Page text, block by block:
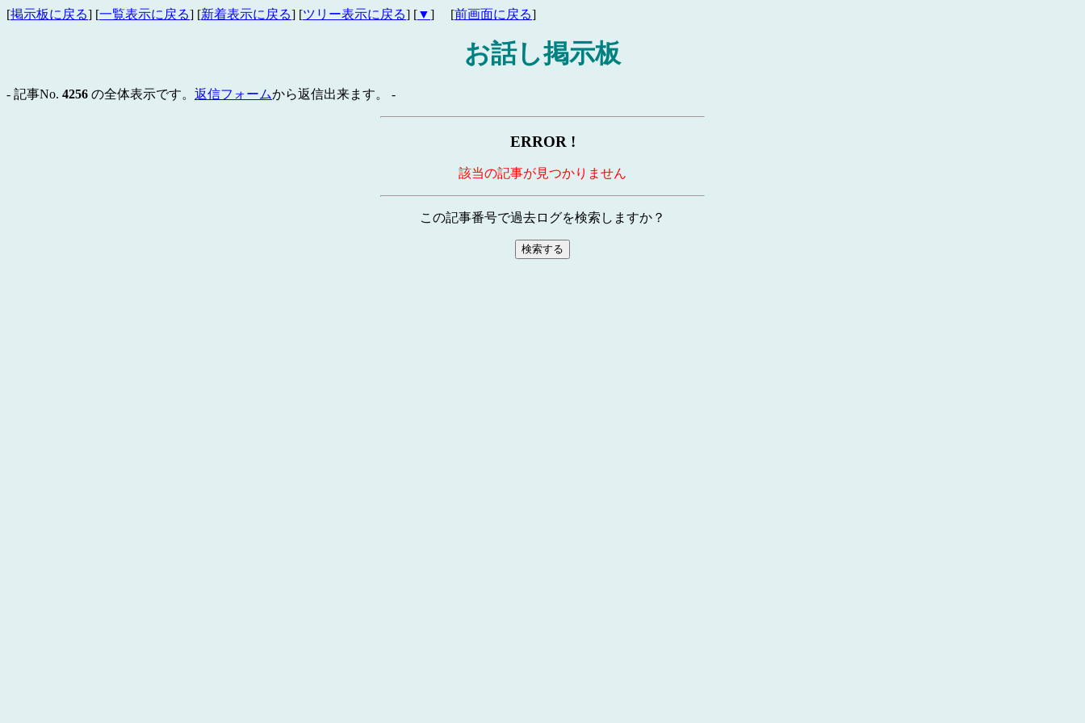
[掲示板に戻る] [一覧表示に戻る] [新着表示に戻る] [ツリー表示に戻る] [▼] [前画面に戻る]
お話し掲示板
- 記事No. 4256 の全体表示です。 返信フォームから返信出来ます。 -
ERROR !
該当の記事が見つかりません
この記事番号で過去ログを検索しますか？